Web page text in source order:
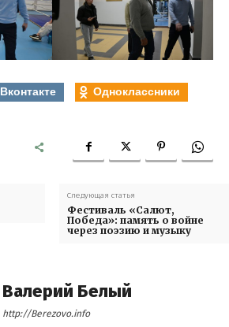
Вконтакте Одноклассники
Следующая статья
Фестиваль «Салют,
Победа»: память о войне
через поэзию и музыку
Валерий Белый
http://Berezovo.info